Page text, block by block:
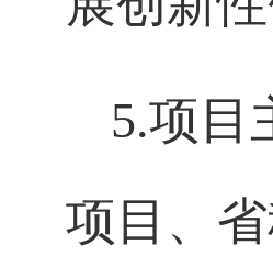
5.项目
项目、